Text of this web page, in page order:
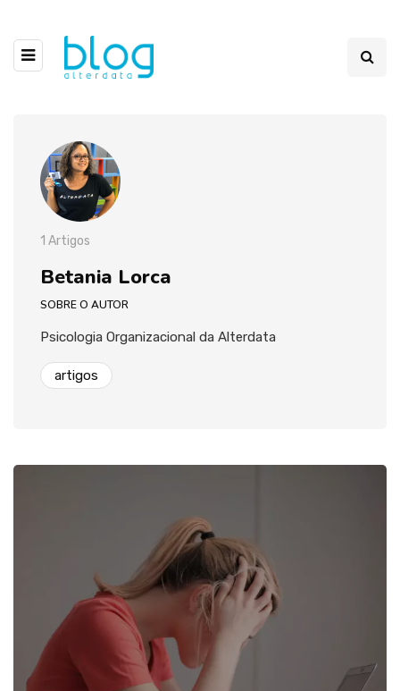
1 Artigos
Betania Lorca
SOBRE O AUTOR
Psicologia Organizacional da Alterdata
artigos